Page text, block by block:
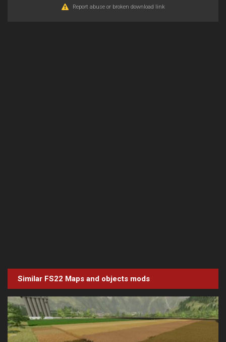
Report abuse or broken download link
Similar FS22 Maps and objects mods